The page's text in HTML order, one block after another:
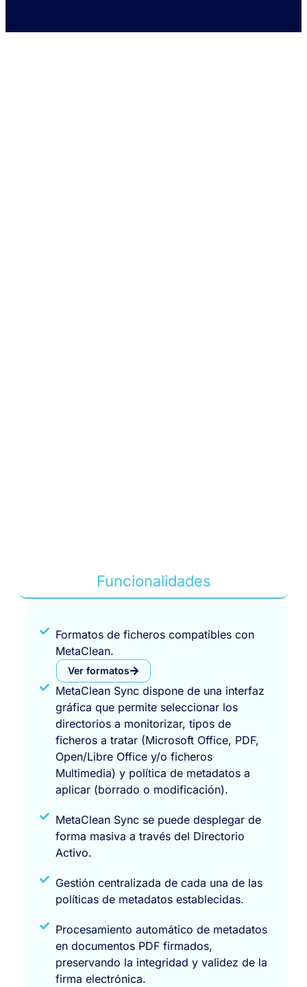
Funcionalidades
Formatos de ficheros compatibles con
MetaClean.
Ver formatos
MetaClean Sync dispone de una interfaz
gráfica que permite seleccionar los
directorios a monitorizar, tipos de
ficheros a tratar (Microsoft Office, PDF,
Open/Libre Office y/o ficheros
Multimedia) y política de metadatos a
aplicar (borrado o modificación).
MetaClean Sync se puede desplegar de
forma masiva a través del Directorio
Activo.
Gestión centralizada de cada una de las
políticas de metadatos establecidas.
Procesamiento automático de metadatos
en documentos PDF firmados,
preservando la integridad y validez de la
firma electrónica.